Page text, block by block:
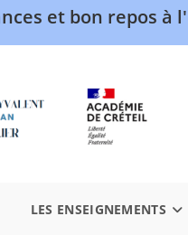
et bon repos
LES ENSEIGNEMENTS